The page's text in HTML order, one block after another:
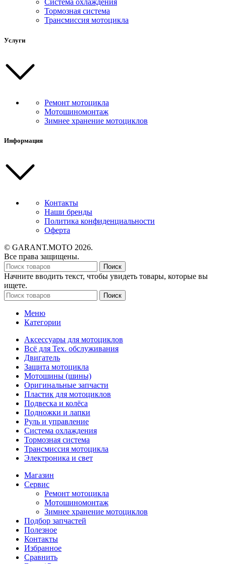
Система охлаждения
Тормозная система
Трансмиссия мотоцикла
Услуги
Ремонт мотоцикла
Мотошиномонтаж
Зимнее хранение мотоциклов
Информация
Контакты
Наши бренды
Политика конфиденциальности
Оферта
© GARANT.MOTO 2026.
Все права защищены.
Поиск
Начните вводить текст, чтобы увидеть товары, которые вы
ищете.
Поиск
Меню
Категории
Аксессуары для мотоциклов
Всё для Тех. обслуживания
Двигатель
Защита мотоцикла
Мотошины (шины)
Оригинальные запчасти
Пластик для мотоциклов
Подвеска и колёса
Подножки и лапки
Руль и управление
Система охлаждения
Тормозная система
Трансмиссия мотоцикла
Электроника и свет
Магазин
Сервис
Ремонт мотоцикла
Мотошиномонтаж
Зимнее хранение мотоциклов
Подбор запчастей
Полезное
Контакты
Избранное
Сравнить